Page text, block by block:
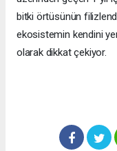
bitki örtüsünün
ekosistemin kendini
olarak dikkat çekiyor.